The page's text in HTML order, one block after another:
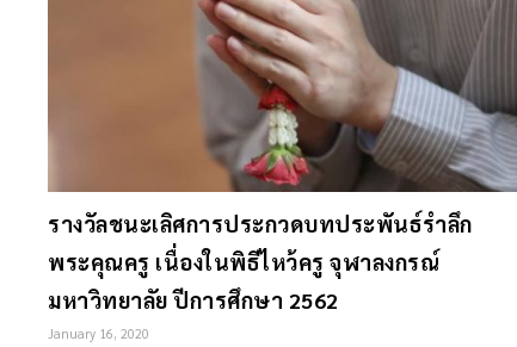
รางวัลชนะเลิศการประกวดบทประพันธ์รำลึก
พระคุณครู เนื่องในพิธีไหว้ครู จุฬาลงกรณ์
มหาวิทยาลัย ปีการศึกษา 2562
January 16, 2020